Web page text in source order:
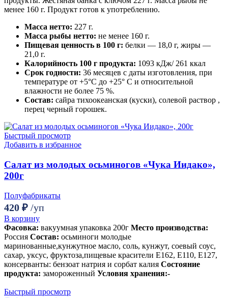
менее 160 г. Продукт готов к употреблению.
Масса нетто: 227 г.
Масса рыбы нетто: не менее 160 г.
Пищевая ценность в 100 г: белки — 18,0 г, жиры —
21,0 г.
Калорийность 100 г продукта: 1093 кДж/ 261 ккал
Срок годности: 36 месяцев с даты изготовления, при
температуре от +5°С до +25° С и относительной
влажности не более 75 %.
Состав: сайра тихоокеанская (куски), солевой раствор ,
перец черный горошек.
Быстрый просмотр
Добавить в избранное
Салат из молодых осьминогов «Чука Иидако»,
200г
Полуфабрикаты
420 ₽ /уп
В корзину
Фасовка: вакуумная упаковка 200г Место производства:
Россия Состав: осьминоги молодые
маринованные,кунжутное масло, соль, кунжут, соевый соус,
сахар, уксус, фруктоза,пищевые красители Е162, Е110, Е127,
консерванты: бензоат натрия и сорбат калия Состояние
продукта: замороженный Условия хранения:-
Быстрый просмотр